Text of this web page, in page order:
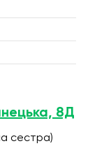
8Д
сестра)